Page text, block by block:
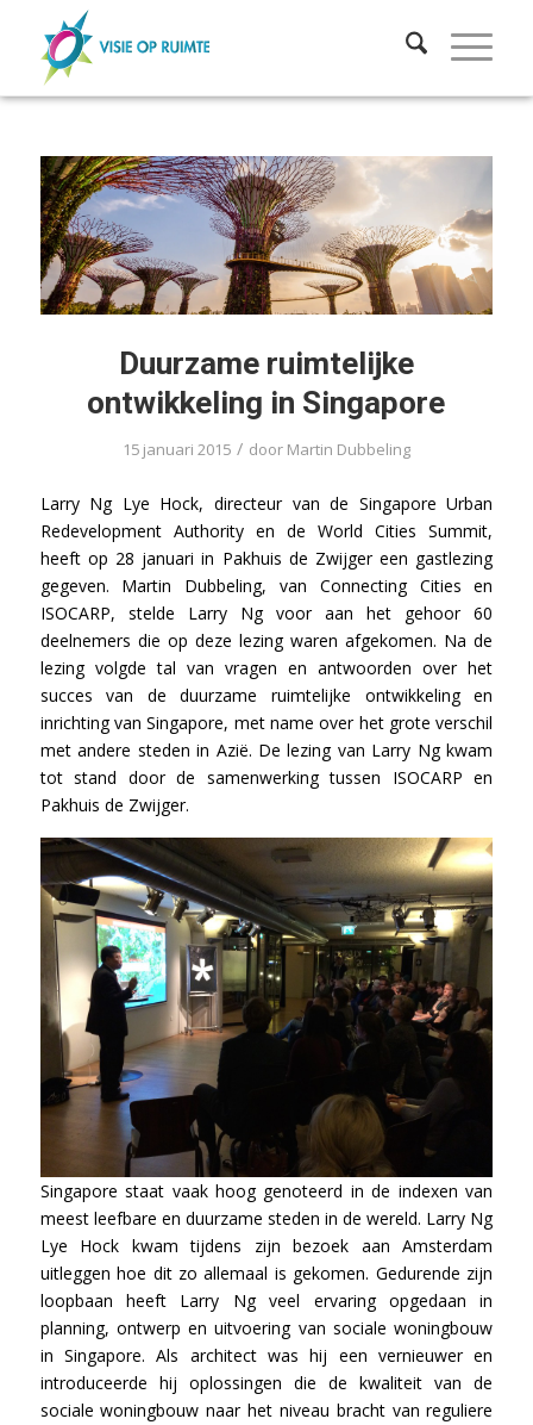
Duurzame ruimtelijke
ontwikkeling in Singapore
15 januari 2015 / door Martin Dubbeling
Larry Ng Lye Hock, directeur van de Singapore Urban
Redevelopment Authority en de World Cities Summit,
heeft op 28 januari in Pakhuis de Zwijger een gastlezing
gegeven. Martin Dubbeling, van Connecting Cities en
ISOCARP, stelde Larry Ng voor aan het gehoor 60
deelnemers die op deze lezing waren afgekomen. Na de
lezing volgde tal van vragen en antwoorden over het
succes van de duurzame ruimtelijke ontwikkeling en
inrichting van Singapore, met name over het grote verschil
met andere steden in Azië. De lezing van Larry Ng kwam
tot stand door de samenwerking tussen ISOCARP en
Pakhuis de Zwijger.
Singapore staat vaak hoog genoteerd in de indexen van
meest leefbare en duurzame steden in de wereld. Larry Ng
Lye Hock kwam tijdens zijn bezoek aan Amsterdam
uitleggen hoe dit zo allemaal is gekomen. Gedurende zijn
loopbaan heeft Larry Ng veel ervaring opgedaan in
planning, ontwerp en uitvoering van sociale woningbouw
in Singapore. Als architect was hij een vernieuwer en
introduceerde hij oplossingen die de kwaliteit van de
sociale woningbouw naar het niveau bracht van reguliere